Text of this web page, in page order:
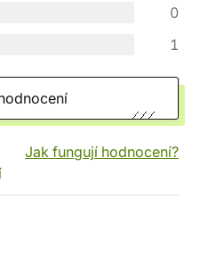
0
1
Jak fungují hodnocení?